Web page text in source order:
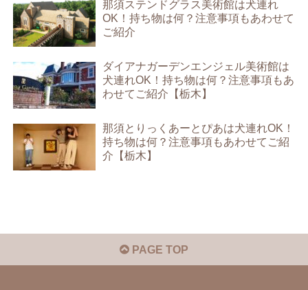
那須ステンドグラス美術館は犬連れ
OK！持ち物は何？注意事項もあわせて
ご紹介
ダイアナガーデンエンジェル美術館は
犬連れOK！持ち物は何？注意事項もあ
わせてご紹介【栃木】
那須とりっくあーとぴあは犬連れOK！
持ち物は何？注意事項もあわせてご紹
介【栃木】
PAGE TOP